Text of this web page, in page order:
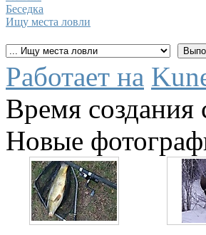
Беседка
Ищу места ловли
Работает на
Время создания
Новые